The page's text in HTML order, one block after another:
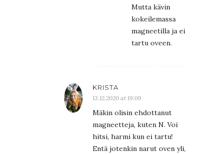
Mutta kävin
kokeilemassa
magneetilla ja ei
tartu oveen.
KRISTA
13.12.2020 at 19:09
Mäkin olisin ehdottanut
magneetteja, kuten N. Voi
hitsi, harmi kun ei tartu!
Entä jotenkin narut oven yli,